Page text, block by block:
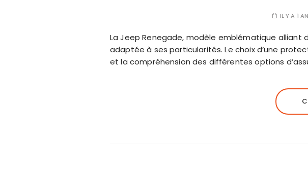
IL Y A 1 AN
La Jeep Renegade, modèle emblématique
adaptée à ses particularités. Le choix d’une
et la compréhension des différentes options